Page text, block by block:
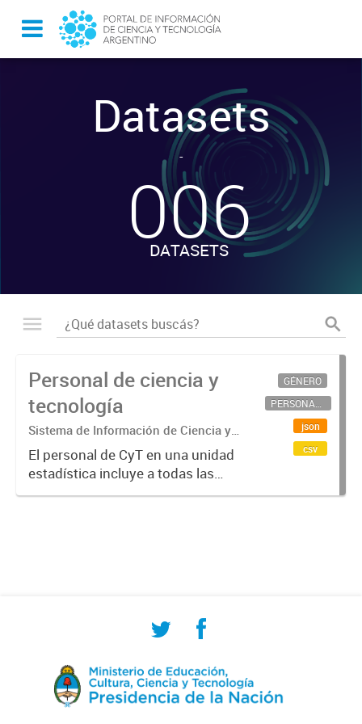
Datasets
-
006
DATASETS
Personal de ciencia y
tecnología
Sistema de Información de Ciencia y
Tecnología Argentino (SICYTAR)
El personal de CyT en una unidad
estadística incluye a todas las
personas involucradas
GÉNERO
PERSONAL CIENTÍFICO-TECNOLÓGICO
json
csv